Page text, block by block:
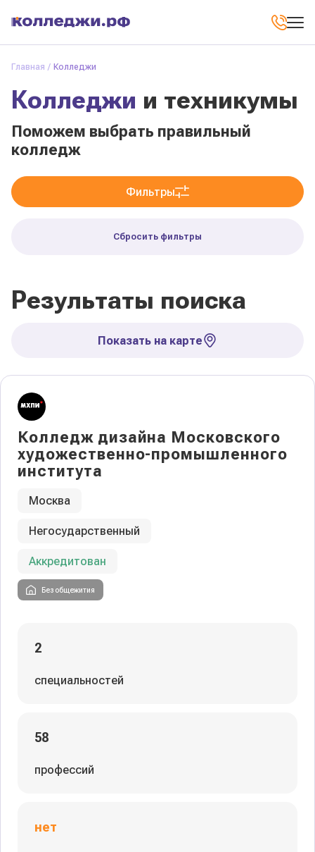
Главная Колледжи
Колледжи и техникумы
Поможем выбрать правильный
колледж
Фильтры
Сбросить фильтры
Результаты поиска
Показать на карте
Колледж дизайна Московского
художественно-промышленного
института
Москва
Негосударственный
Аккредитован
Без общежития
2
специальностей
58
профессий
нет